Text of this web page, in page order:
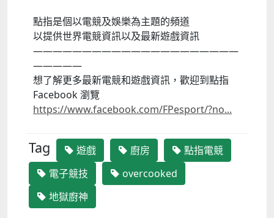
點指是個以電競及娛樂為主題的頻道
以提供世界電競資訊以及最新遊戲資訊
—————————————————————
—————
想了解更多最新電競和遊戲資訊，歡迎到點指
Facebook 瀏覽
https://www.facebook.com/FPesport/?no...
Tag 遊戲 廚房
點指電競
電子競技
overcooked
地獄廚神